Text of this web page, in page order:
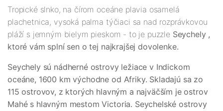
Tropické slnko, na čírom oceáne plavia osamelá
plachetnica, vysoká palma týčiaci sa nad rozprávkovou
pláží s jemným bielym pieskom - to je puzzle Seychely ,
ktoré vám splní sen o tej najkrajšej dovolenke.
Seychely sú nádherné ostrovy ležiace v Indickom
oceáne, 1600 km východne od Afriky. Skladajú sa zo
115 ostrovov, z ktorých hlavným a najväčším je ostrov
Mahé s hlavným mestom Victoria. Seychelské ostrovy